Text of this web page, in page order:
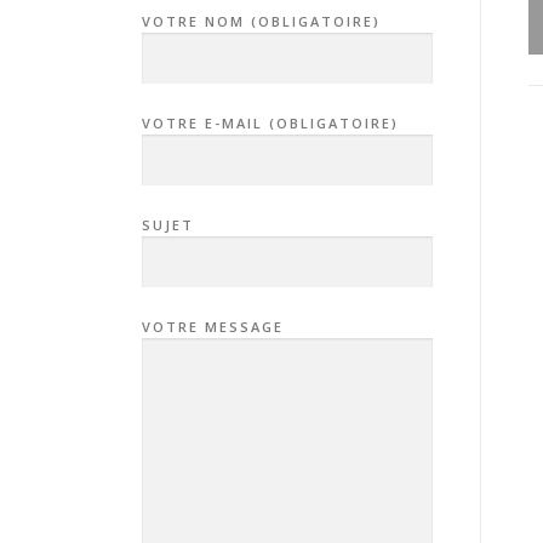
VOTRE NOM (OBLIGATOIRE)
VOTRE E-MAIL (OBLIGATOIRE)
SUJET
VOTRE MESSAGE